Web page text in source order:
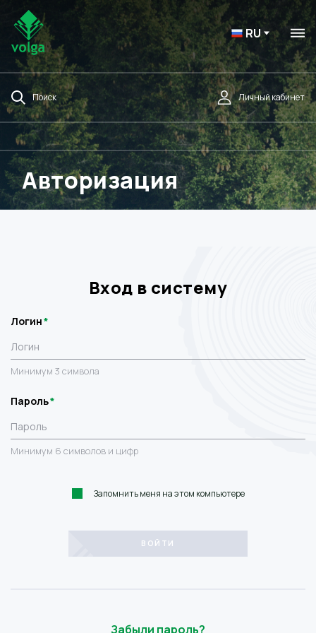
RU
Поиск Личный кабинет
Авторизация
Вход в систему
Логин
Минимум 3 символа
Пароль
Минимум 6 символов и цифр
Запомнить меня на этом компьютере
Забыли пароль?